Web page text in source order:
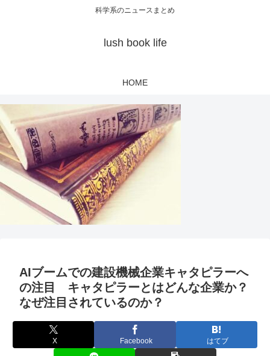
科学系のニュースまとめ
lush book life
HOME
AIブームでの建設機械企業キャタピラーへ
の注目 キャタピラーとはどんな企業か？
なぜ注目されているのか？
X Facebook はてブ